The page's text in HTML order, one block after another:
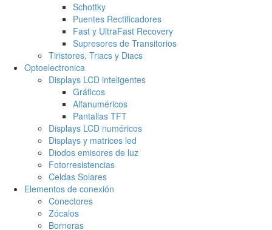
Schottky
Puentes Rectificadores
Fast y UltraFast Recovery
Supresores de Transitorios
Tiristores, Triacs y Diacs
Optoelectronica
Displays LCD inteligentes
Gráficos
Alfanuméricos
Pantallas TFT
Displays LCD numéricos
Displays y matrices led
Diodos emisores de luz
Fotorresistencias
Celdas Solares
Elementos de conexión
Conectores
Zócalos
Borneras